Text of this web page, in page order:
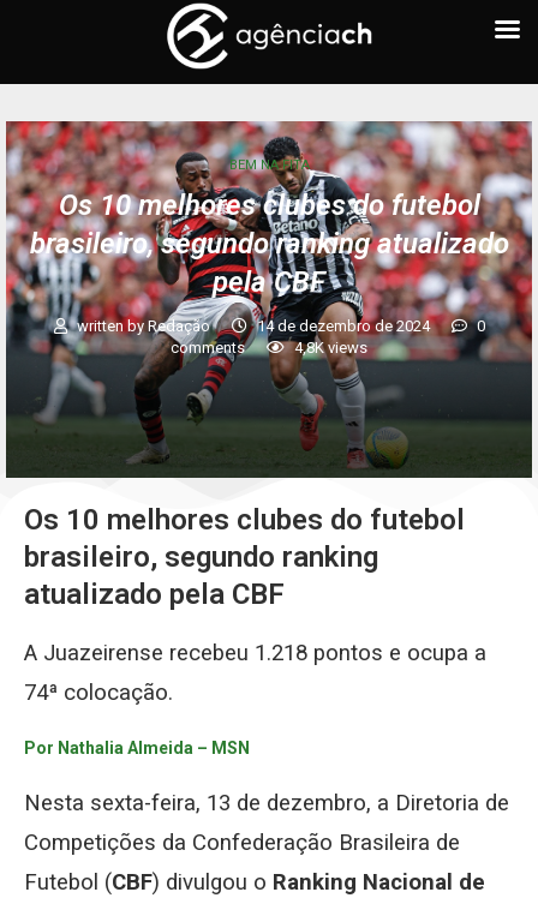
BEM NA FITA
Os 10 melhores clubes do futebol
brasileiro, segundo ranking atualizado
pela CBF
written by Redação 14 de dezembro de 2024
0
comments
4,8Kviews
Os 10 melhores clubes do futebol
brasileiro, segundo ranking
atualizado pela CBF
A Juazeirense recebeu 1.218 pontos e ocupa a
74ª colocação.
Por Nathalia Almeida – MSN
Nesta sexta-feira, 13 de dezembro, a Diretoria de
Competições da Confederação Brasileira de
Futebol (CBF) divulgou o Ranking Nacional de